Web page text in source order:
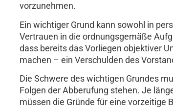
vorzunehmen.
Ein wichtiger Grund kann sowohl in
Vertrauen in die ordnungsgemäße
dass bereits das Vorliegen objektiver
machen – ein Verschulden des
Die Schwere des wichtigen Grundes
Folgen der Abberufung stehen. Je
müssen die Gründe für eine vorzeitige